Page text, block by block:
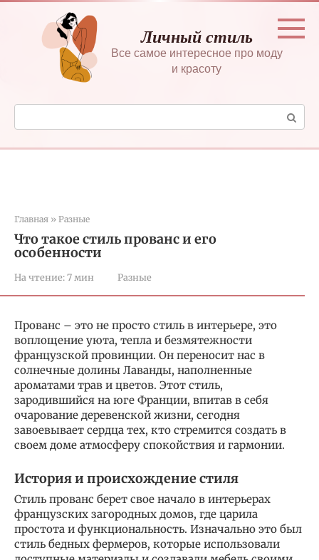
Перейти
контенту
Личный стиль
Все самое интересное про моду
и красоту
Поиск:
Главная » Разные
Что такое стиль прованс и его
особенности
На чтение:7 мин Разные
Прованс – это не просто стиль в интерьере, это
воплощение уюта, тепла и безмятежности
французской провинции. Он переносит нас в
солнечные долины Лаванды, наполненные
ароматами трав и цветов. Этот стиль,
зародившийся на юге Франции, впитав в себя
очарование деревенской жизни, сегодня
завоевывает сердца тех, кто стремится создать в
своем доме атмосферу спокойствия и гармонии.
История и происхождение стиля
Стиль прованс берет свое начало в интерьерах
французских загородных домов, где царила
простота и функциональность. Изначально это был
стиль бедных фермеров, которые использовали